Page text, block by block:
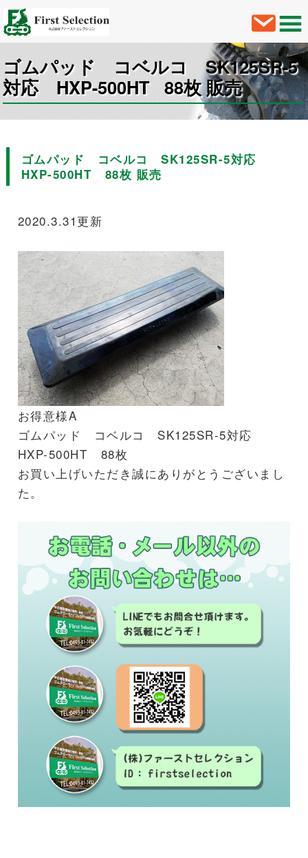
ゴムパッド コベルコ SK125SR-5
対応 HXP-500HT 88枚 販売
ゴムパッド コベルコ SK125SR-5対応
HXP-500HT 88枚 販売
2020.3.31更新
お得意様A
ゴムパッド コベルコ SK125SR-5対応
HXP-500HT 88枚
お買い上げいただき誠にありがとうございまし
た。